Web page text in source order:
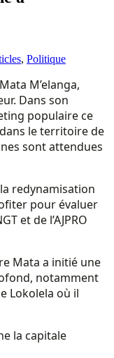
, Politique
M’elanga,
Dans son
populaire ce
dans le territoire de
sont attendues
redynamisation
pour évaluer
et de l’AJPRO
Mata a initié une
notamment
Lokolela où il
la capitale